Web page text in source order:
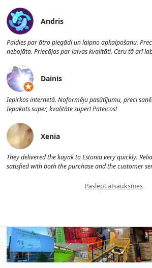
Andris
Paldies par ātro piegādi un laipno apkalpošanu.
nebojāta. Priecājos par laivas kvalitāti. Ceru tā arī
Dainis
Iepirkos internetā. Noformēju pasūtījumu, preci
Iepakots super, kvalitāte super! Pateicos!
Xenia
They delivered the kayak to Estonia very quickly.
satisfied with both the purchase and the customer
Paslēpt atsauksmes